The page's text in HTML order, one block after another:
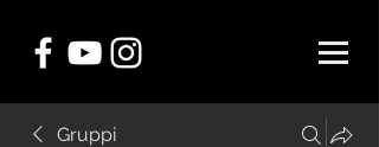
Gruppi